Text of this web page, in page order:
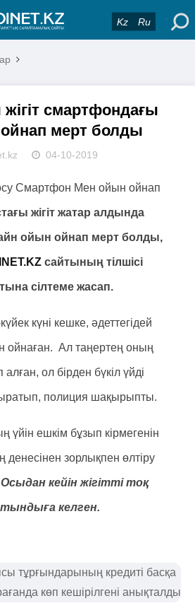
Kz Ru
смартфондағы
мерт болды
04-10-2019
жігіт жатар алдында
ойын ойнап мерт болды,
сайтының тілшісі
сілтеме жасап.
күні кешке, әдеттегідей
ойнаған. Ал таңертең оның
алған, ол бірден бүкіл үйді
полиция шақырыпты.
ешкім бұзып кірмегенін
зорлықпен өлтіру
Осыдан кейін жігітті тоқ
келген.
тұрғындарының кредиті басқа
көп кешірілгені анықталды